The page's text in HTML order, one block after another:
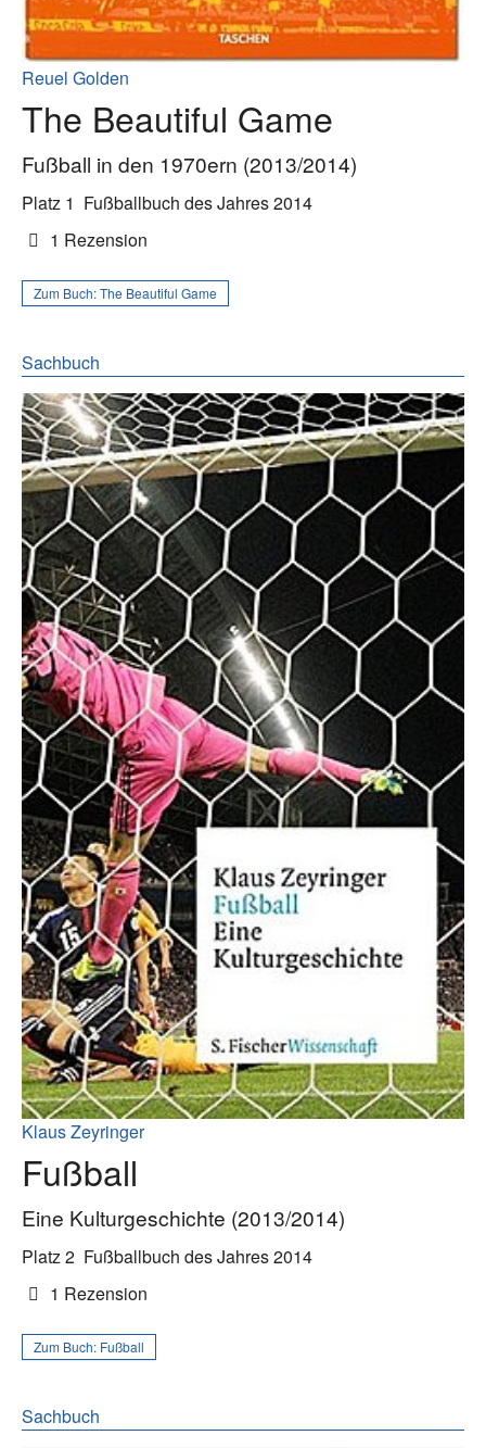
Reuel Golden
The Beautiful Game
Fußball in den 1970ern (2013/2014)
Platz 1 Fußballbuch des Jahres 2014
1 Rezension
Zum Buch:The Beautiful Game
Sachbuch
Klaus Zeyringer
Fußball
Eine Kulturgeschichte (2013/2014)
Platz 2 Fußballbuch des Jahres 2014
1 Rezension
Zum Buch: Fußball
Sachbuch